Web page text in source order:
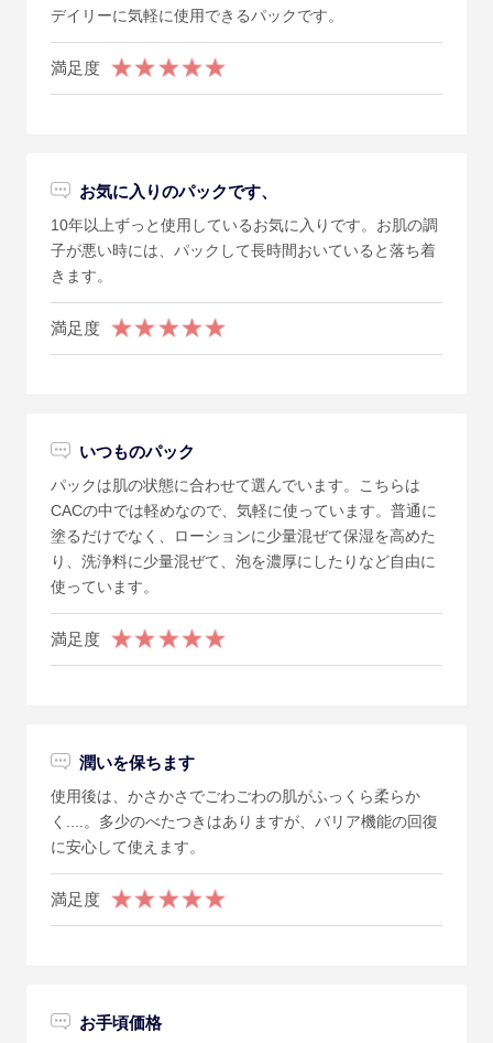
デイリーに気軽に使用できるパックです。
満足度
お気に入りのパックです、
10年以上ずっと使用しているお気に入りです。お肌の調
子が悪い時には、パックして長時間おいていると落ち着
きます。
満足度
いつものパック
パックは肌の状態に合わせて選んでいます。こちらは
CACの中では軽めなので、気軽に使っています。普通に
塗るだけでなく、ローションに少量混ぜて保湿を高めた
り、洗浄料に少量混ぜて、泡を濃厚にしたりなど自由に
使っています。
満足度
潤いを保ちます
使用後は、かさかさでごわごわの肌がふっくら柔らか
く....。多少のべたつきはありますが、バリア機能の回復
に安心して使えます。
満足度
お手頃価格